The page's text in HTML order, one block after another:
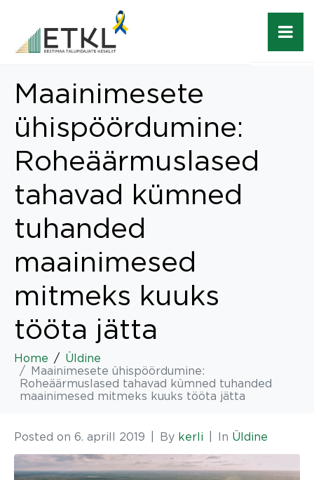
Maainimesete
ühispöördumine:
Roheäärmuslased
tahavad kümned
tuhanded
maainimesed
mitmeks kuuks
tööta jätta
Home
Üldine
Maainimesete ühispöördumine:
Roheäärmuslased tahavad kümned tuhanded
maainimesed mitmeks kuuks tööta jätta
Posted on 6. aprill 2019 By kerli In Üldine